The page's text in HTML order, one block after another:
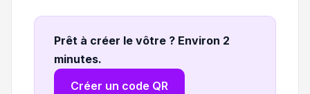
Prêt à créer le vôtre ? Environ 2
minutes.
Créer un code QR